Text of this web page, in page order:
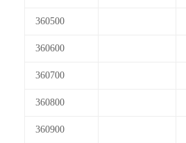
360500
360600
360700
360800
360900